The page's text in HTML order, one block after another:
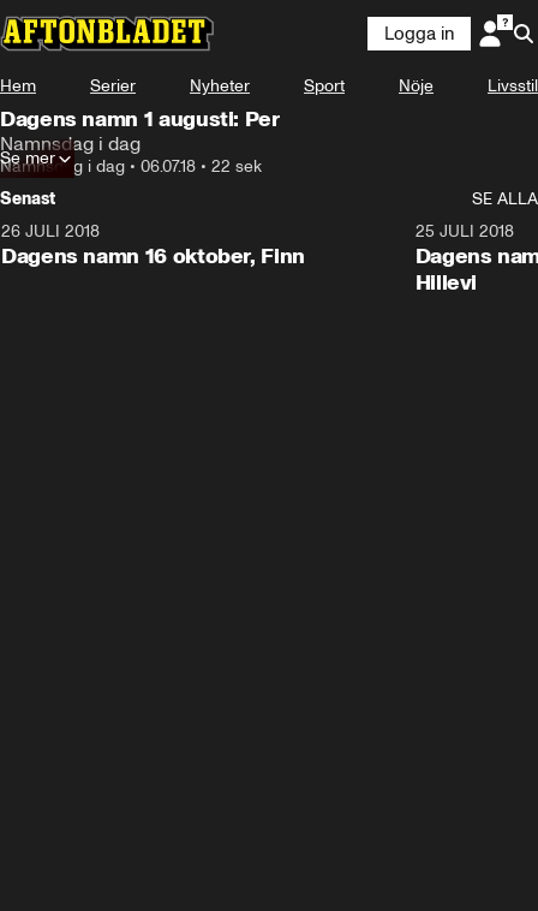
Logga in
Hem Serier Nyheter Sport Nöje Livsstil
Dagens namn 1 augusti: Per
Namnsdag i dag
Namnsdag i dag • 06.07.18 • 22 sek
Se mer
Senast
SE ALLA
26 JULI 2018
Dagens namn 16 oktober, Finn
25 JULI 2018
Dagens
Hillevi